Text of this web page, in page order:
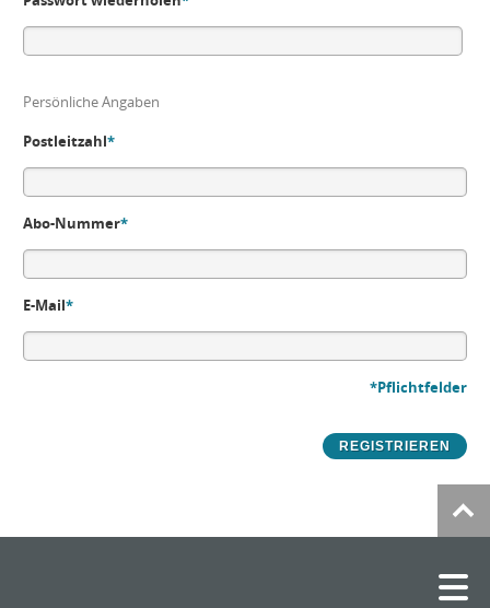
Persönliche Angaben
Postleitzahl*
Abo-Nummer*
E-Mail*
*Pflichtfelder